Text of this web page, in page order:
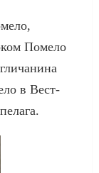
Помело
в Вест-